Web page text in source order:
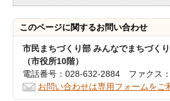
このページに関するお問い合わせ
市民まちづくり部 みんなでまちづく
（市役所10階）
電話番号：028-632-2884 ファクス
お問い合わせは専用フォームをご